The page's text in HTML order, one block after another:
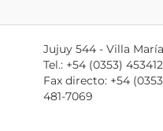
Jujuy 544 - Villa María
Tel.: +54 (0353)
Fax directo: +54
481-7069